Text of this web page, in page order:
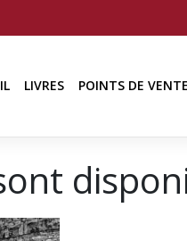
LIVRES POINTS DE VENTE